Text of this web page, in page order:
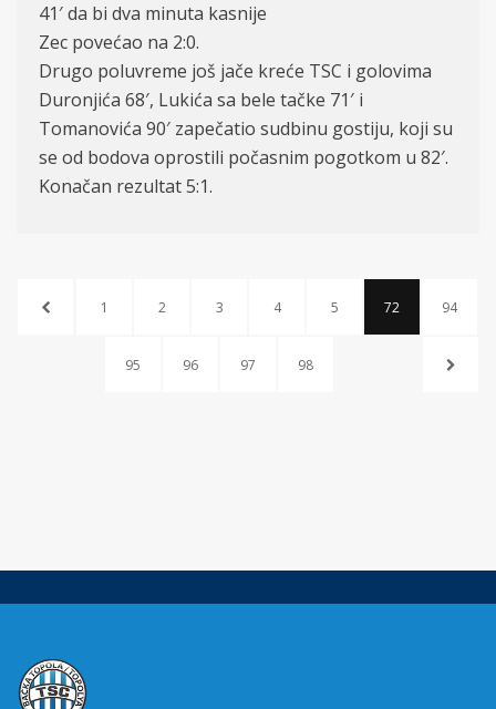
41′ da bi dva minuta kasnije
Zec povećao na 2:0.
Drugo poluvreme još jače kreće TSC i golovima
Duronjića 68′, Lukića sa bele tačke 71′ i
Tomanovića 90′ zapečatio sudbinu gostiju, koji su
se od bodova oprostili počasnim pogotkom u 82′.
Konačan rezultat 5:1.
1 2 3 4 5 72 94
95 96 97 98